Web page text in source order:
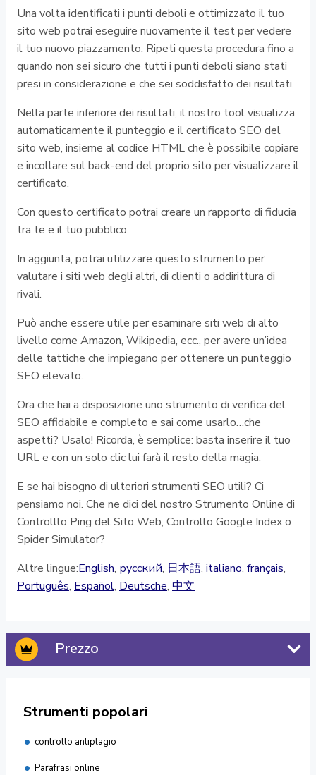
Una volta identificati i punti deboli e ottimizzato il tuo
sito web potrai eseguire nuovamente il test per vedere
il tuo nuovo piazzamento. Ripeti questa procedura fino a
quando non sei sicuro che tutti i punti deboli siano stati
presi in considerazione e che sei soddisfatto dei risultati.
Nella parte inferiore dei risultati, il nostro tool visualizza
automaticamente il punteggio e il certificato SEO del
sito web, insieme al codice HTML che è possibile copiare
e incollare sul back-end del proprio sito per visualizzare il
certificato.
Con questo certificato potrai creare un rapporto di fiducia
tra te e il tuo pubblico.
In aggiunta, potrai utilizzare questo strumento per
valutare i siti web degli altri, di clienti o addirittura di
rivali.
Può anche essere utile per esaminare siti web di alto
livello come Amazon, Wikipedia, ecc., per avere un’idea
delle tattiche che impiegano per ottenere un punteggio
SEO elevato.
Ora che hai a disposizione uno strumento di verifica del
SEO affidabile e completo e sai come usarlo…che
aspetti? Usalo! Ricorda, è semplice: basta inserire il tuo
URL e con un solo clic lui farà il resto della magia.
E se hai bisogno di ulteriori strumenti SEO utili? Ci
pensiamo noi. Che ne dici del nostro Strumento Online di
Controlllo Ping del Sito Web, Controllo Google Index o
Spider Simulator?
Altre lingue:English, русский, 日本語, italiano, français,
Português, Español, Deutsche, 中文
Prezzo
Strumenti popolari
controllo antiplagio
Parafrasi online